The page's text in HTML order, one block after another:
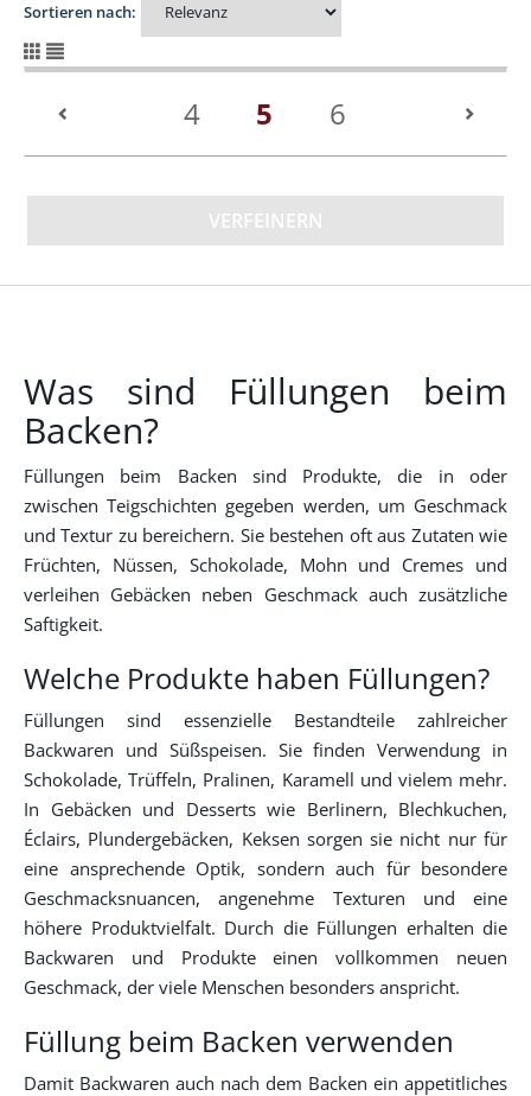
Sortieren nach:
4 5 (current)
6
VERFEINERN
Was sind Füllungen beim
Backen?
Füllungen beim Backen sind Produkte, die in oder
zwischen Teigschichten gegeben werden, um Geschmack
und Textur zu bereichern. Sie bestehen oft aus Zutaten wie
Früchten, Nüssen, Schokolade, Mohn und Cremes und
verleihen Gebäcken neben Geschmack auch zusätzliche
Saftigkeit.
Welche Produkte haben Füllungen?
Füllungen sind essenzielle Bestandteile zahlreicher
Backwaren und Süßspeisen. Sie finden Verwendung in
Schokolade, Trüffeln, Pralinen, Karamell und vielem mehr.
In Gebäcken und Desserts wie Berlinern, Blechkuchen,
Éclairs, Plundergebäcken, Keksen sorgen sie nicht nur für
eine ansprechende Optik, sondern auch für besondere
Geschmacksnuancen, angenehme Texturen und eine
höhere Produktvielfalt. Durch die Füllungen erhalten die
Backwaren und Produkte einen vollkommen neuen
Geschmack, der viele Menschen besonders anspricht.
Füllung beim Backen verwenden
Damit Backwaren auch nach dem Backen ein appetitliches